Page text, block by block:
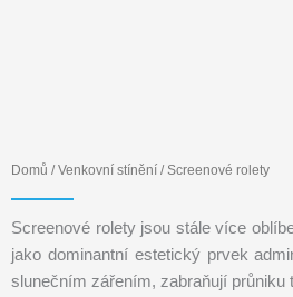
Domů /Venkovní stínění / Screenové rolety
Screenové rolety jsou stále více
jako dominantní estetický prvek
slunečním zářením, zabraňují